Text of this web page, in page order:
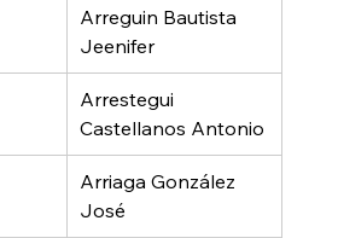
Arreguin Bautista
Jeenifer
Arrestegui
Castellanos Antonio
Arriaga González
José